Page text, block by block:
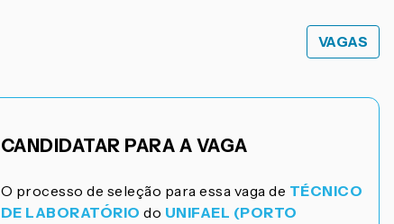
VAGAS
CANDIDATAR PARA A VAGA
O processo de seleção para essa vaga de TÉCNICO
DE LABORATÓRIO do UNIFAEL (PORTO